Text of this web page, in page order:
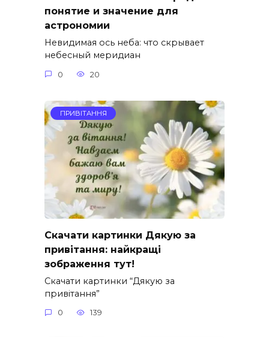
понятие и значение для
астрономии
Невидимая ось неба: что скрывает
небесный меридиан
0 20
ПРИВІТАННЯ
Скачати картинки Дякую за
привітання: найкращі
зображення тут!
Скачати картинки “Дякую за
привітання”
0 139